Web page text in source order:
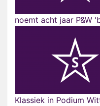
noemt acht jaar P&W
Klassiek in Podium